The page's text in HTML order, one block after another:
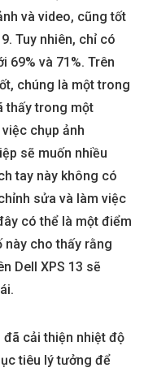
và video, cũng tốt
Tuy nhiên, chỉ có
69% và 71%. Trên
chúng là một trong
thấy trong một
chụp ảnh
sẽ muốn nhiều
tay này không có
sửa và làm việc
có thể là một điểm
này cho thấy rằng
Dell XPS 13 sẽ
đã cải thiện nhiệt độ
tiêu lý tưởng để